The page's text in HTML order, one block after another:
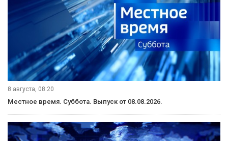
систему более гибкой и удобной, снизив
административную нагрузку на абитуриентов.
Читайте наши новости в Одноклассниках!
Рубрики